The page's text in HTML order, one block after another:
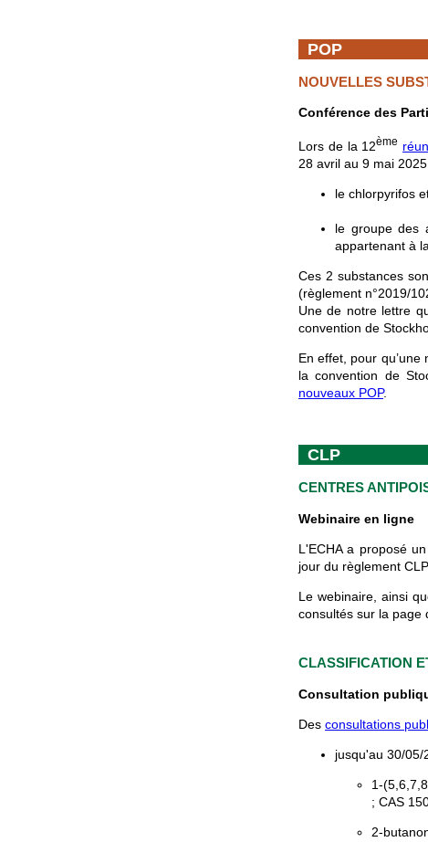
POP
NOUVELLES
Conférence des
Lors de la 12ème
28 avril au 9 mai
le chlorpyrifos
le groupe des
appartenant à
Ces 2 substances
(règlement n°2019/
Une de notre lettre
convention de
En effet, pour
la convention de
nouveaux POP.
CLP
CENTRES
Webinaire en ligne
L'ECHA a proposé
jour du règlement
Le webinaire, ainsi
consultés sur la page
CLASSIFICATION
Consultation
Des consultations
jusqu'au 30/05/
1-
; CAS
2-